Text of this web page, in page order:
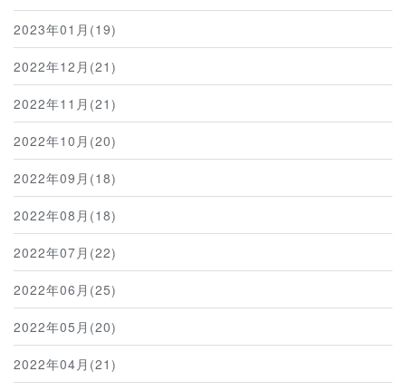
2023年01月(19)
2022年12月(21)
2022年11月(21)
2022年10月(20)
2022年09月(18)
2022年08月(18)
2022年07月(22)
2022年06月(25)
2022年05月(20)
2022年04月(21)